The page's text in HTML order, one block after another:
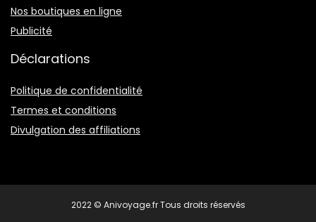
Nos boutiques en ligne
Publicité
Déclarations
Politique de confidentialité
Termes et conditions
Divulgation des affiliations
2022 © Anivoyage.fr Tous droits réservés